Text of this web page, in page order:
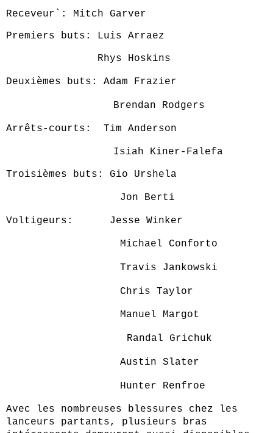
Receveur`: Mitch Garver
Premiers buts: Luis Arraez
Rhys Hoskins
Deuxièmes buts: Adam Frazier
Brendan Rodgers
Arrêts-courts: Tim Anderson
Isiah Kiner-Falefa
Troisièmes buts: Gio Urshela
Jon Berti
Voltigeurs: Jesse Winker
Michael Conforto
Travis Jankowski
Chris Taylor
Manuel Margot
Randal Grichuk
Austin Slater
Hunter Renfroe
Avec les nombreuses blessures chez les
lanceurs partants, plusieurs bras